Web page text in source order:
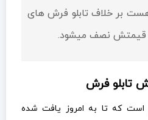
بر خلاف تابلو فرش های
قيمتش نصف میشود.
تابلو فرش
است که تا به امروز یافت شده